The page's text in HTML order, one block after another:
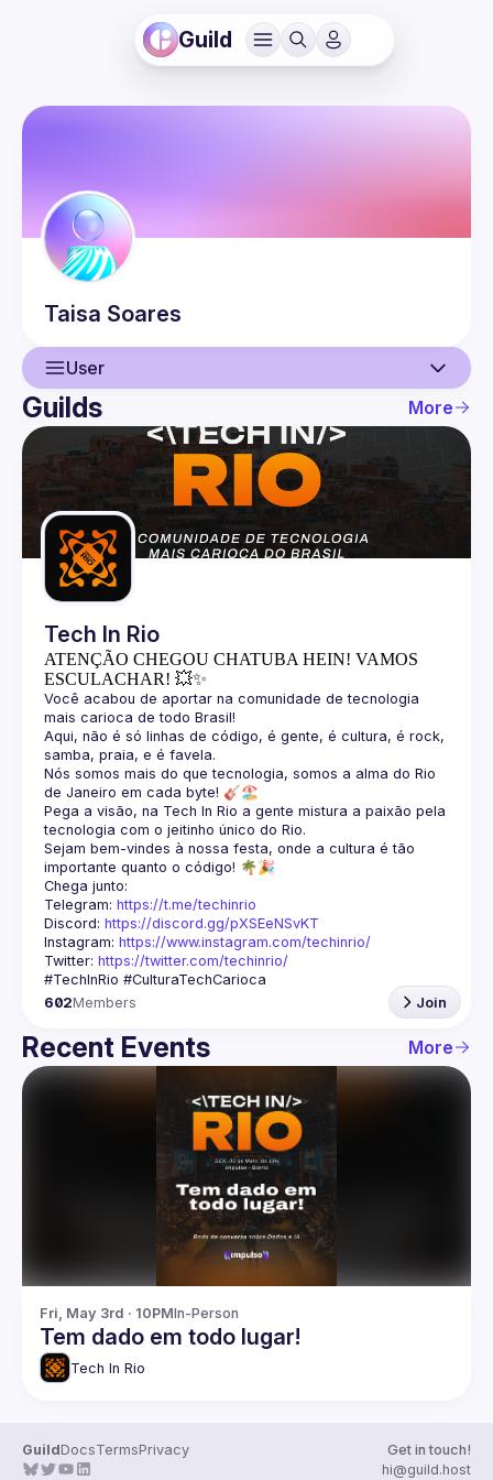
Guild
Taisa Soares
User
User
Events
Guilds
Guilds More
Tech In Rio
ATENÇÃO CHEGOU CHATUBA HEIN! VAMOS
ESCULACHAR! 💥✨
Você acabou de aportar na comunidade de tecnologia
Aqui, não é só linhas de código, é gente, é cultura, é rock,
Nós somos mais do que tecnologia, somos a alma do Rio
Pega a visão, na Tech In Rio a gente mistura a paixão pela
Sejam bem-vindes à nossa festa, onde a cultura é tão
Telegram: https://t.me/techinrio
Discord: https://discord.gg/pXSEeNSvKT
Instagram: https://www.instagram.com/techinrio/
Twitter: https://twitter.com/techinrio/
602Members Join
Recent Events More
Fri, May 3rd · 10PMIn-Person
Tem dado em todo lugar!
Tech In Rio
GuildDocsTermsPrivacy
Get in touch!
hi@guild.host